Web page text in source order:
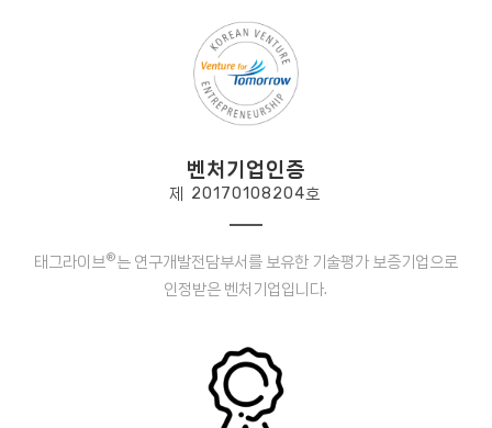
벤처기업인증
제 20170108204호
태그라이브®는 연구개발전담부서를 보유한 기술평가 보증기업으로
인정받은 벤처기업입니다.